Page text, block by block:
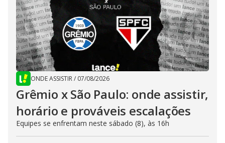
ONDE ASSISTIR/ 07/08/2026
Grêmio x São Paulo: onde assistir,
horário e prováveis escalações
Equipes se enfrentam neste sábado (8), às 16h